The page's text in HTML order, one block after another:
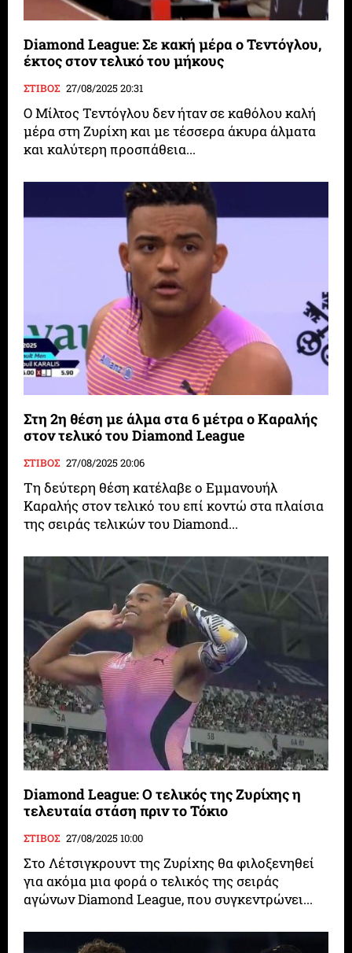
Diamond League: Σε κακή μέρα ο Τεντόγλου,
έκτος στον τελικό του μήκους
ΣΤΙΒΟΣ 27/08/2025 20:31
Ο Μίλτος Τεντόγλου δεν ήταν σε καθόλου καλή
μέρα στη Ζυρίχη και με τέσσερα άκυρα άλματα
και καλύτερη προσπάθεια...
Στη 2η θέση με άλμα στα 6 μέτρα ο Καραλής
στον τελικό του Diamond League
ΣΤΙΒΟΣ 27/08/2025 20:06
Τη δεύτερη θέση κατέλαβε ο Εμμανουήλ
Καραλής στον τελικό του επί κοντώ στα πλαίσια
της σειράς τελικών του Diamond...
Diamond League: Ο τελικός της Ζυρίχης η
τελευταία στάση πριν το Τόκιο
ΣΤΙΒΟΣ 27/08/2025 10:00
Στο Λέτσιγκρουντ της Ζυρίχης θα φιλοξενηθεί
για ακόμα μια φορά ο τελικός της σειράς
αγώνων Diamond League, που συγκεντρώνει...